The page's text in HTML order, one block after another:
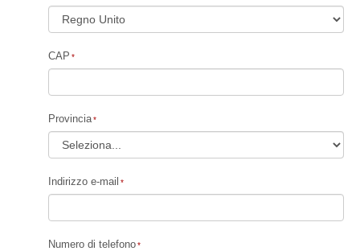
CAP
Provincia
Indirizzo e-mail
Numero di telefono